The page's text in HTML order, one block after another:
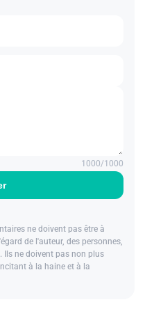
1000/1000
ne doivent pas être à
de l'auteur, des personnes,
Ils ne doivent pas non plus
à la haine et à la